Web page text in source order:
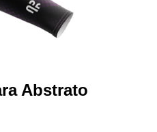
Abstrato